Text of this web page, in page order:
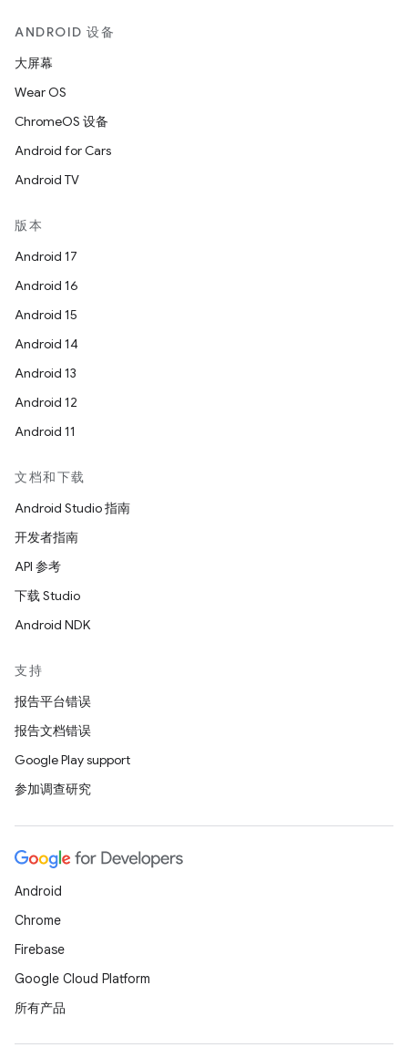
ANDROID 设备
大屏幕
Wear OS
ChromeOS 设备
Android for Cars
Android TV
版本
Android 17
Android 16
Android 15
Android 14
Android 13
Android 12
Android 11
文档和下载
Android Studio 指南
开发者指南
API 参考
下载 Studio
Android NDK
支持
报告平台错误
报告文档错误
Google Play support
参加调查研究
Android
Chrome
Firebase
Google Cloud Platform
所有产品